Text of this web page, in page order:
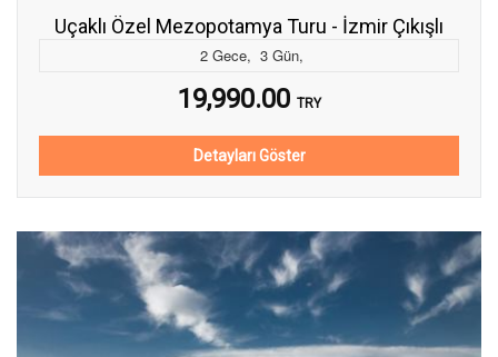
Uçaklı Özel Mezopotamya Turu - İzmir Çıkışlı
2 Gece, 3 Gün,
19,990.00 TRY
Detayları Göster